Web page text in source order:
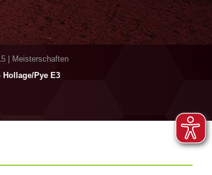
| Meisterschaften
Hollage/​Pye E3